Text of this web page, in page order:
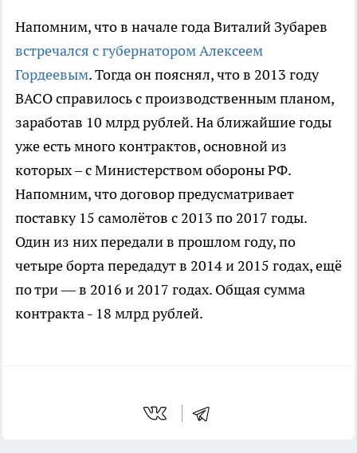
Напомним, что в начале года Виталий Зубарев
встречался с губернатором Алексеем
Гордеевым. Тогда он пояснял, что в 2013 году
ВАСО справилось с производственным планом,
заработав 10 млрд рублей. На ближайшие годы
уже есть много контрактов, основной из
которых – с Министерством обороны РФ.
Напомним, что договор предусматривает
поставку 15 самолётов с 2013 по 2017 годы.
Один из них передали в прошлом году, по
четыре борта передадут в 2014 и 2015 годах, ещё
по три — в 2016 и 2017 годах. Общая сумма
контракта - 18 млрд рублей.